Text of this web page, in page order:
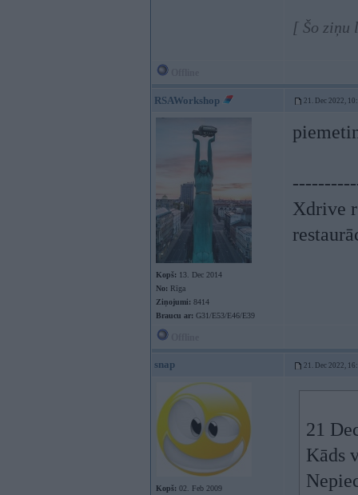
[ Šo ziņu
RSAWorkshop 21. Dec 2022,
Kopš: 13. Dec 2014
No: Rīga
Ziņojumi: 8414
Braucu ar: G31/E53/E46/E39
Xdrive
snap 21. Dec 2022,
Kopš: 02. Feb 2009
21
Kāds